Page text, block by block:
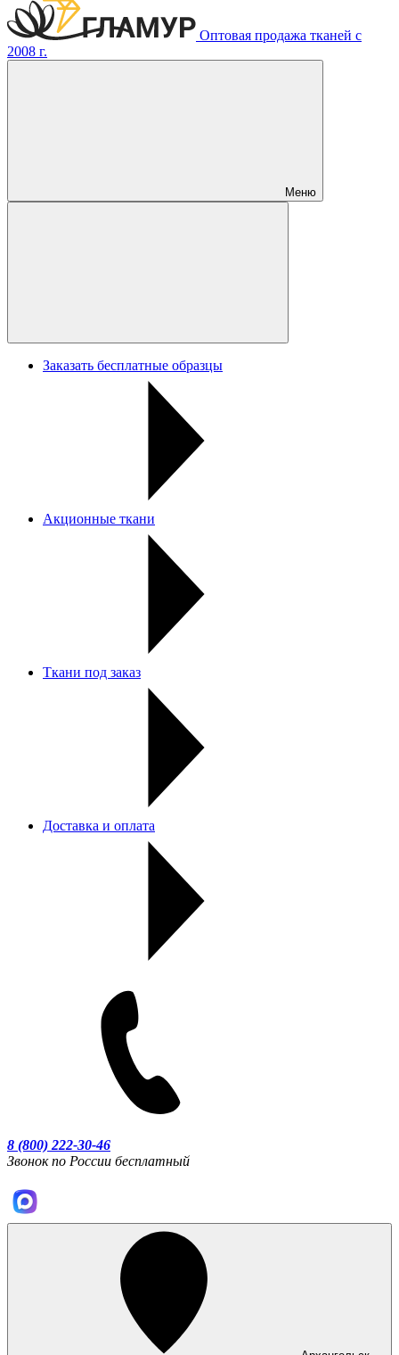
Оптовая продажа тканей с
2008 г.
Меню
Заказать бесплатные образцы
Акционные ткани
Ткани под заказ
Доставка и оплата
8 (800) 222-30-46
Звонок по России бесплатный